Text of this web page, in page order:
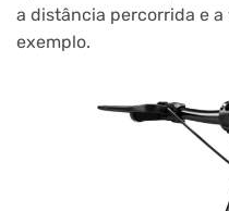
a distância percorrida e
exemplo.